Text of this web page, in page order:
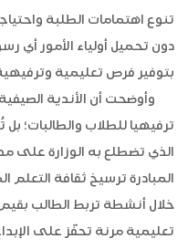
تنوع اهتمامات الطلبة
دون تحميل أولياء الأمور أي
بتوفير فرص تعليمية
وأوضحت أن الأندية
ترفيهيا للطلاب والطالبات؛ بل
الذي تضطلع به الوزارة على
المبادرة ترسيخ ثقافة التعلم
خلال أنشطة تربط الطالب
تعليمية مرنة تحفّز على